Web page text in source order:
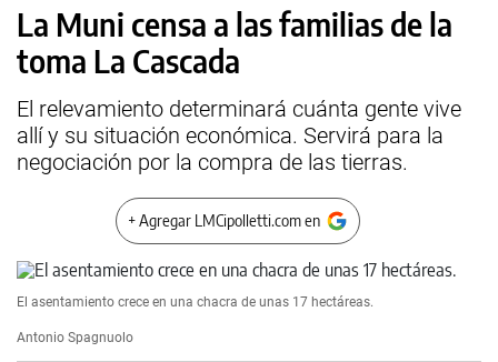
La Muni censa a las familias de la
toma La Cascada
El relevamiento determinará cuánta gente vive
allí y su situación económica. Servirá para la
negociación por la compra de las tierras.
+ Agregar LMCipolletti.com en
El asentamiento crece en una chacra de unas 17 hectáreas.
Antonio Spagnuolo